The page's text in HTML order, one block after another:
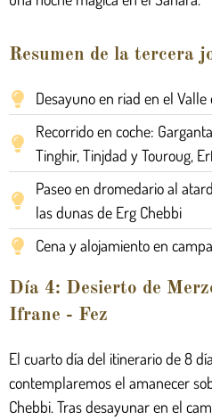
Resumen de la tercera
Desayuno en riad en el Valle
Recorrido en coche:
Tinghir, Tinjdad y Touroug,
Paseo en dromedario al
las dunas de Erg Chebbi
Cena y alojamiento en
Día 4: Desierto de
Ifrane - Fez
El cuarto día del itinerario de 8
contemplaremos el amanecer
Chebbi. Tras desayunar en el